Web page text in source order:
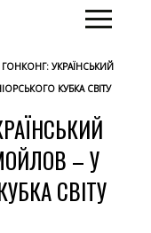
УКРАЇНСЬКИЙ
КУБКА СВІТУ
– У
СВІТУ